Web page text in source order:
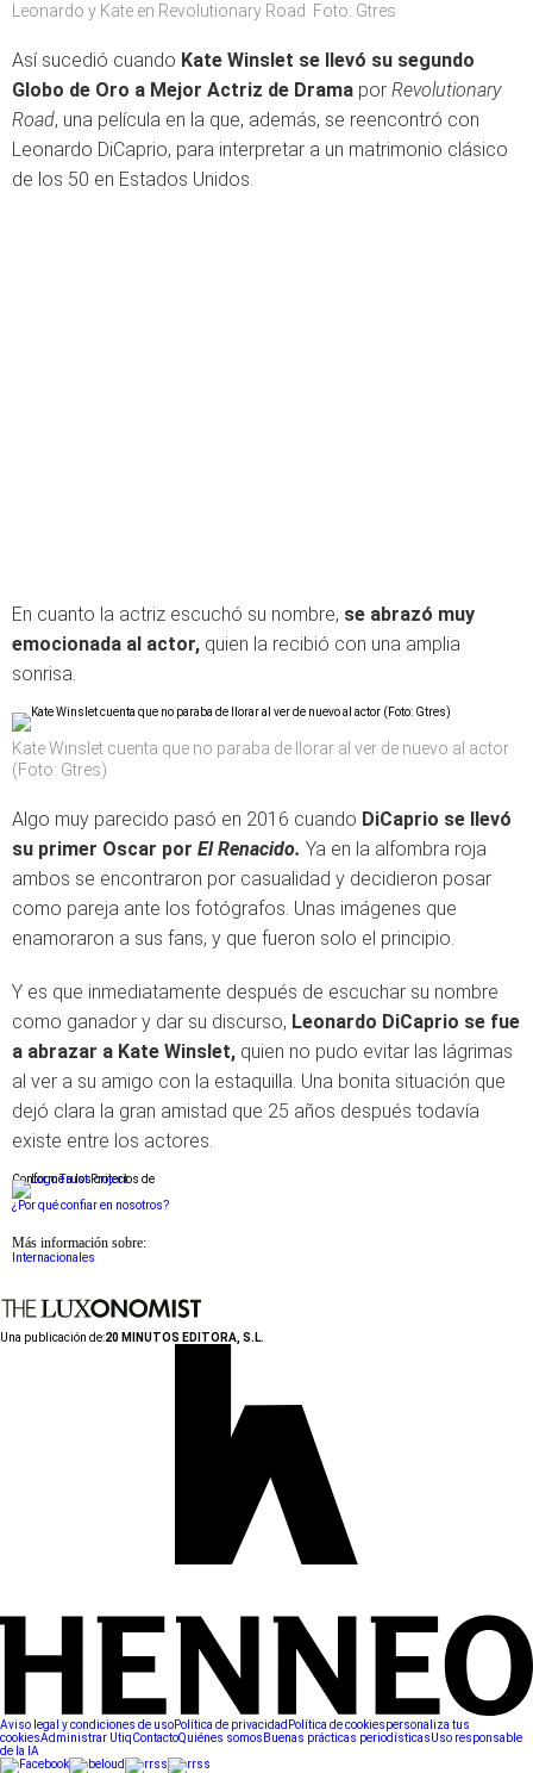
Leonardo y Kate en Revolutionary Road. Foto: Gtres
Así sucedió cuando Kate Winslet se llevó su segundo
Globo de Oro a Mejor Actriz de Drama por Revolutionary
Road, una película en la que, además, se reencontró con
Leonardo DiCaprio, para interpretar a un matrimonio clásico
de los 50 en Estados Unidos.
En cuanto la actriz escuchó su nombre, se abrazó muy
emocionada al actor, quien la recibió con una amplia
sonrisa.
Kate Winslet cuenta que no paraba de llorar al ver de nuevo al actor
(Foto: Gtres)
Algo muy parecido pasó en 2016 cuando DiCaprio se llevó
su primer Oscar por El Renacido. Ya en la alfombra roja
ambos se encontraron por casualidad y decidieron posar
como pareja ante los fotógrafos. Unas imágenes que
enamoraron a sus fans, y que fueron solo el principio.
Y es que inmediatamente después de escuchar su nombre
como ganador y dar su discurso, Leonardo DiCaprio se fue
a abrazar a Kate Winslet, quien no pudo evitar las lágrimas
al ver a su amigo con la estaquilla. Una bonita situación que
dejó clara la gran amistad que 25 años después todavía
existe entre los actores.
Conforme a los criterios de
¿Por qué confiar en nosotros?
Más información sobre:
Internacionales
Una publicación de:20 MINUTOS EDITORA, S.L.
Aviso legal y condiciones de usoPolítica de privacidad Política de cookiespersonaliza tus
cookiesAdministrar UtiqContactoQuiénes somos Buenas prácticas periodísticasUso responsable
de la IA